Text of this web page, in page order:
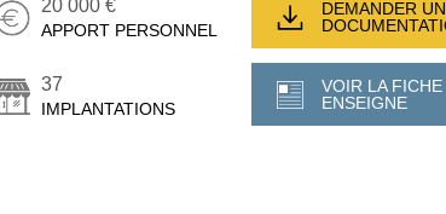
20 000 €
APPORT PERSONNEL
37
IMPLANTATIONS
DEMANDER
VOIR LA FICHE
ENSEIGNE